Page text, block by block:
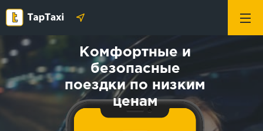
Комфортные и
безопасные
поездки по низким
ценам